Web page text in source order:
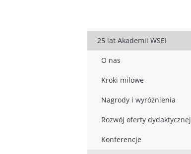
25 lat Akademii WSEI
O nas
Kroki milowe
Nagrody i wyróżnienia
Rozwój oferty dydaktycznej
Konferencje